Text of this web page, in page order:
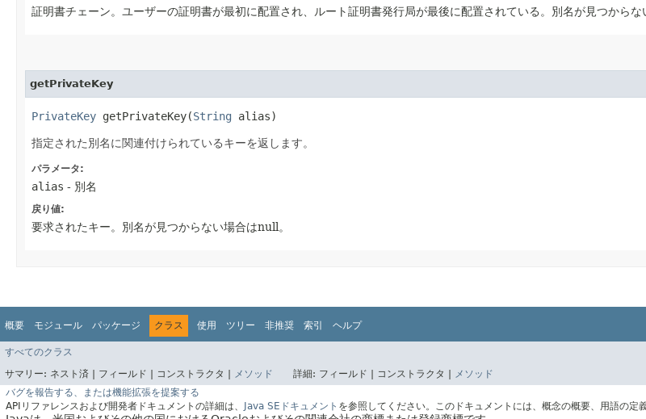
証明書チェーン。ユーザーの証明書が最初に配置され、ルート証明書発行局が最後に配置されている。別名が見つからな
getPrivateKey
PrivateKey getPrivateKey​(String alias)
指定された別名に関連付けられているキーを返します。
パラメータ:
alias - 別名
戻り値:
要求されたキー。別名が見つからない場合はnull。
概要 モジュール パッケージ クラス 使用 ツリー 非推奨 索引 ヘルプ
すべてのクラス
サマリー: ネスト済 | フィールド | コンストラクタ | メソッド 詳細: フィールド | コンストラクタ |
メソッド
バグを報告する、または機能拡張を提案する
APIリファレンスおよび開発者ドキュメントの詳細は、
Java SEドキュメント を参照してください。このドキュメントには、概念の概要、用語の定